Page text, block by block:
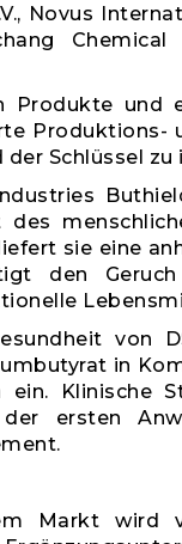
Novus
Produkte
Produktions-
Schlüssel
sie eine
den
von
in
ein. Klinische
ersten
Markt wird